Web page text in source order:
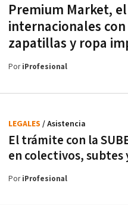
Premium Market,
internacionales
zapatillas y ropa
PoriProfesional
El trámite con la
en colectivos, subtes
LEGALES / Asistencia
PoriProfesional